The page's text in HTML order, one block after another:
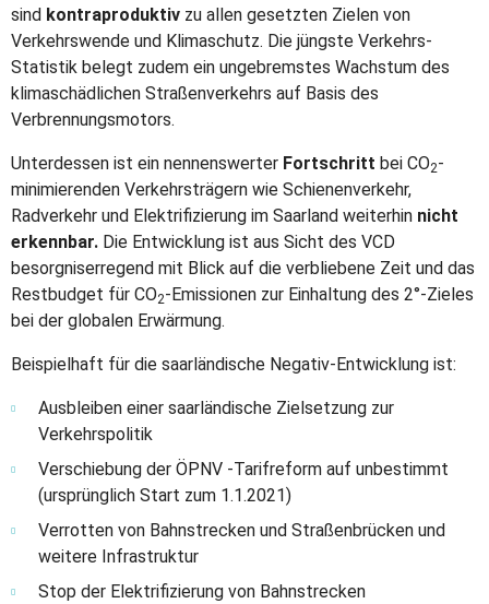
sind kontraproduktiv zu allen gesetzten Zielen von
Verkehrswende und Klimaschutz. Die jüngste Verkehrs-
Statistik belegt zudem ein ungebremstes Wachstum des
klimaschädlichen Straßenverkehrs auf Basis des
Verbrennungsmotors.
Unterdessen ist ein nennenswerter Fortschritt bei CO2-
minimierenden Verkehrsträgern wie Schienenverkehr,
Radverkehr und Elektrifizierung im Saarland weiterhin nicht
erkennbar. Die Entwicklung ist aus Sicht des VCD
besorgniserregend mit Blick auf die verbliebene Zeit und das
Restbudget für CO2-Emissionen zur Einhaltung des 2°-Zieles
bei der globalen Erwärmung.
Beispielhaft für die saarländische Negativ-Entwicklung ist:
Ausbleiben einer saarländische Zielsetzung zur
Verkehrspolitik
Verschiebung der ÖPNV -Tarifreform auf unbestimmt
(ursprünglich Start zum 1.1.2021)
Verrotten von Bahnstrecken und Straßenbrücken und
weitere Infrastruktur
Stop der Elektrifizierung von Bahnstrecken